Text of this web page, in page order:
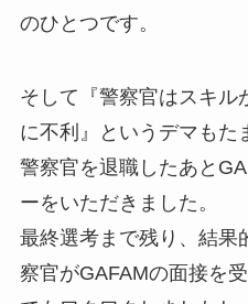
のひとつです。
そして『警察官はスキル
に不利』というデマもた
警察官を退職したあと
ーをいただきました。
最終選考まで残り、結果
察官がGAFAMの面接を